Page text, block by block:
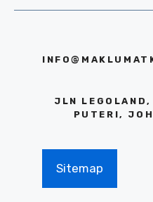
JLN
PUTERI,
Sitemap